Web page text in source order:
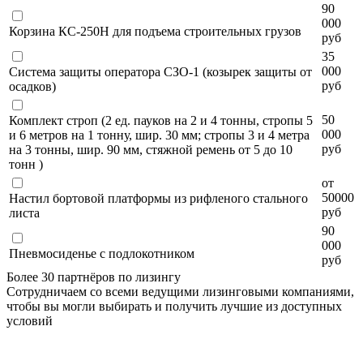
Корзина КС-250Н для подъема строительных грузов
90
000
руб
Система защиты оператора СЗО-1 (козырек защиты от
осадков)
35
000
руб
Комплект строп (2 ед. пауков на 2 и 4 тонны, стропы 5
и 6 метров на 1 тонну, шир. 30 мм; стропы 3 и 4 метра
на 3 тонны, шир. 90 мм, стяжной ремень от 5 до 10
тонн )
50
000
руб
Настил бортовой платформы из рифленого стального
листа
от
50000
руб
Пневмосиденье с подлокотником
90
000
руб
Более 30 партнёров по лизингу
Сотрудничаем со всеми ведущими лизинговыми компаниями,
чтобы вы могли выбирать и получить лучшие из доступных
условий